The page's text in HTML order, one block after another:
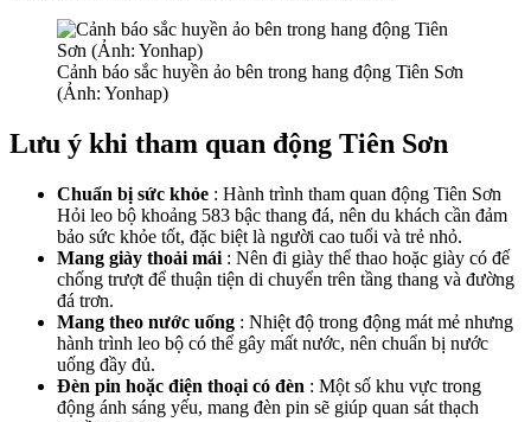
Cảnh báo sắc huyền ảo bên trong hang động Tiên Sơn
(Ảnh: Yonhap)
Lưu ý khi tham quan động Tiên Sơn
Chuẩn bị sức khỏe : Hành trình tham quan động Tiên Sơn
Hỏi leo bộ khoảng 583 bậc thang đá, nên du khách cần đảm
bảo sức khỏe tốt, đặc biệt là người cao tuổi và trẻ nhỏ.
Mang giày thoải mái : Nên đi giày thể thao hoặc giày có đế
chống trượt để thuận tiện di chuyển trên tầng thang và đường
đá trơn.
Mang theo nước uống : Nhiệt độ trong động mát mẻ nhưng
hành trình leo bộ có thể gây mất nước, nên chuẩn bị nước
uống đầy đủ.
Đèn pin hoặc điện thoại có đèn : Một số khu vực trong
động ánh sáng yếu, mang đèn pin sẽ giúp quan sát thạch